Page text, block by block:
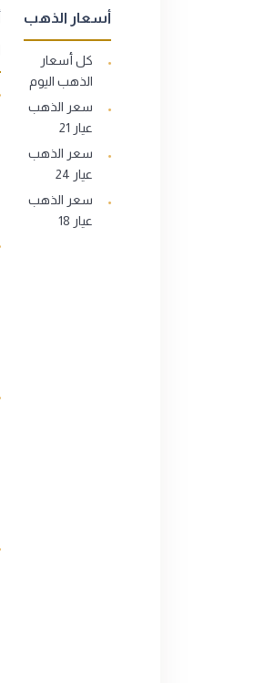
أسعار الذهب
كل أسعار
الذهب اليوم
سعر الذهب
عيار 21
سعر الذهب
عيار 24
سعر الذهب
عيار 18